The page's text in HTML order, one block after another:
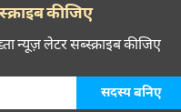
कीजिए
न्यूज़ लेटर सब्स्क्राइब कीजिए